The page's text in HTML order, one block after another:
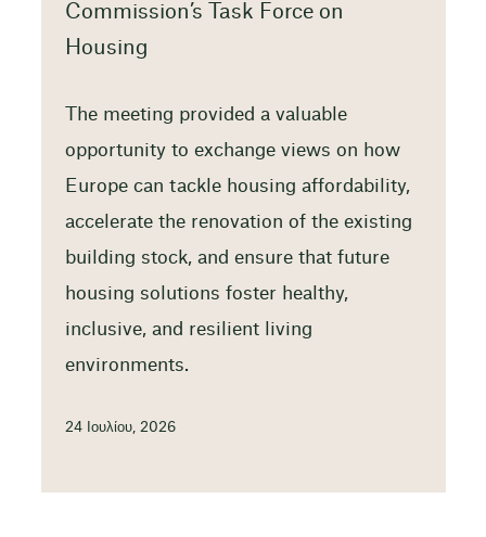
Commission’s Task Force on
Housing
The meeting provided a valuable
opportunity to exchange views on how
Europe can tackle housing affordability,
accelerate the renovation of the existing
building stock, and ensure that future
housing solutions foster healthy,
inclusive, and resilient living
environments.
24 Ιουλίου, 2026